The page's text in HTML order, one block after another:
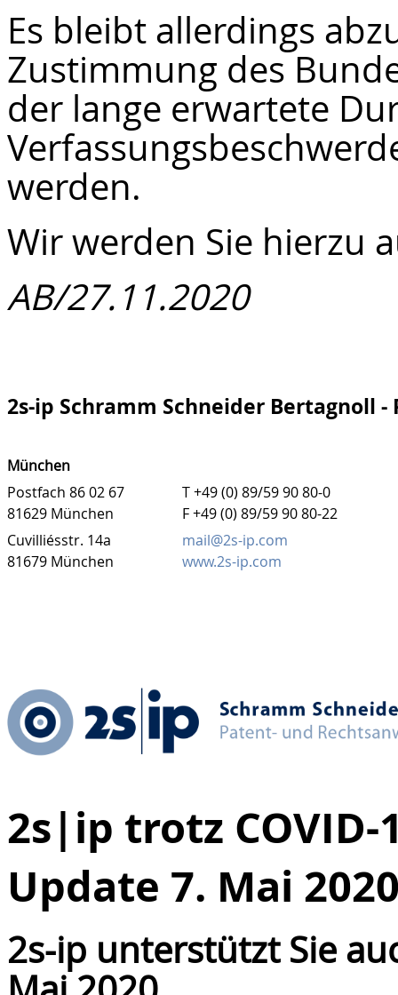
Es bleibt allerdings
Zustimmung des
der lange erwartete
werden.
Wir werden Sie hierzu
AB/27.11.2020
2s-ip Schramm Schneider Bertagnoll
München
Postfach 86 02 67
81629 München
T +49 (0) 89/59 90 80-0
F +49 (0) 89/59 90 80-22
Cuvilliésstr. 14a
81679 München
mail@2s-ip.com
www.2s-ip.com
2s|ip trotz
Update 7. Mai
2s-ip unterstützt Sie